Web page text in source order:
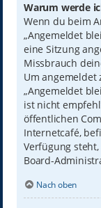
Warum werde
Wenn du beim
„Angemeldet
eine Sitzung
Missbrauch
Um angemeldet
„Angemeldet
ist nicht
öffentlichen
Internetcafé,
Verfügung
Board-
Nach oben